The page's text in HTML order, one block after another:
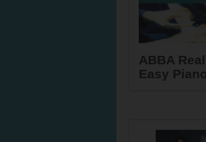
ABBA
Easy